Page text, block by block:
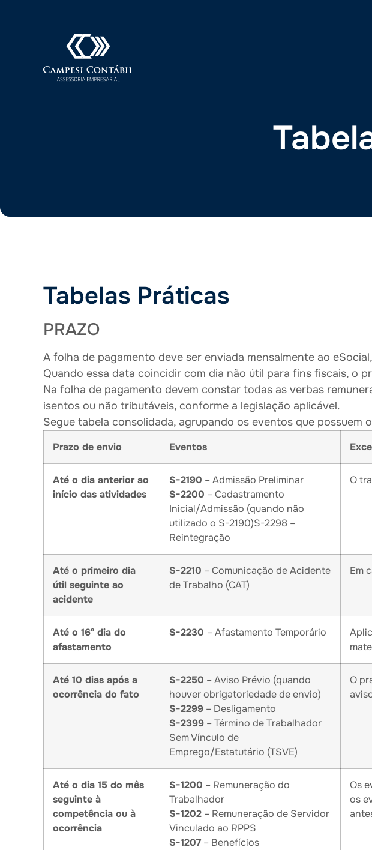
Tabelas Práticas
PRAZO
A folha de pagamento deve ser enviada mensalmente ao
Quando essa data coincidir com dia não útil para fins fiscais, o
Na folha de pagamento devem constar todas as verbas
isentos ou não tributáveis, conforme a legislação aplicável.
Segue tabela consolidada, agrupando os eventos que possuem
Prazo de envio Eventos
Até o dia anterior ao
início das atividades
S-2190 – Admissão Preliminar
S-2200 – Cadastramento
Inicial/Admissão (quando não
utilizado o S-2190)S-2298 –
Reintegração
O
Até o primeiro dia
útil seguinte ao
acidente
S-2210 – Comunicação de Acidente
de Trabalho (CAT)
Em
Até o 16º dia do
afastamento
S-2230 – Afastamento Temporário
Até 10 dias após a
ocorrência do fato
S-2250 – Aviso Prévio (quando
houver obrigatoriedade de envio)
S-2299 – Desligamento
S-2399 – Término de Trabalhador
Sem Vínculo de
Emprego/Estatutário (TSVE)
O
Até o dia 15 do mês
seguinte à
competência ou à
ocorrência
S-1200 – Remuneração do
Trabalhador
S-1202 – Remuneração de Servidor
Vinculado ao RPPS
S-1207 – Benefícios
Os
os